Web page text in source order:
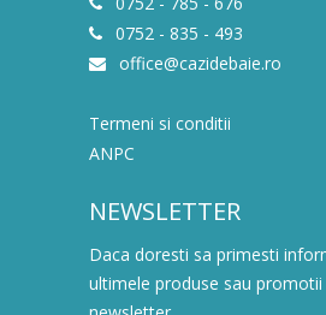
0752 - 835 - 493
office@cazidebaie.ro
Termeni si conditii
ANPC
NEWSLETTER
Daca doresti sa primesti
ultimele produse sau promotii